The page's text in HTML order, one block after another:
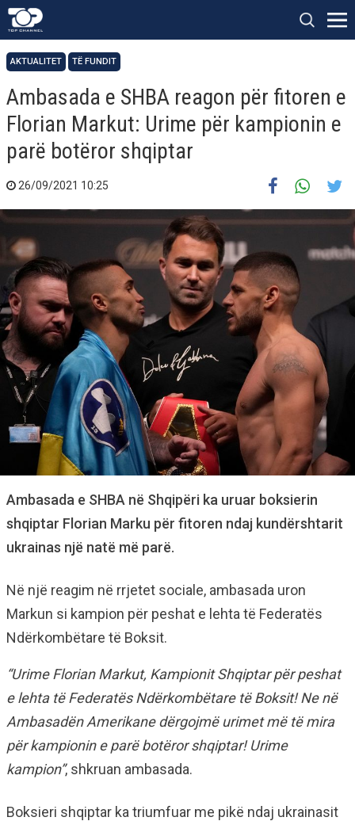
AKTUALITET TË FUNDIT
Ambasada e SHBA reagon për fitoren e
Florian Markut: Urime për kampionin e
parë botëror shqiptar
26/09/2021 10:25
Ambasada e SHBA në Shqipëri ka uruar boksierin
shqiptar Florian Marku për fitoren ndaj kundërshtarit
ukrainas një natë më parë.
Në një reagim në rrjetet sociale, ambasada uron
Markun si kampion për peshat e lehta të Federatës
Ndërkombëtare të Boksit.
“Urime Florian Markut, Kampionit Shqiptar për peshat
e lehta të Federatës Ndërkombëtare të Boksit! Ne në
Ambasadën Amerikane dërgojmë urimet më të mira
për kampionin e parë botëror shqiptar! Urime
kampion”, shkruan ambasada.
Boksieri shqiptar ka triumfuar me pikë ndaj ukrainasit